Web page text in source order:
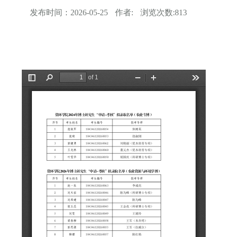
发布时间： 2026-05-25 作者: 浏览次数:813